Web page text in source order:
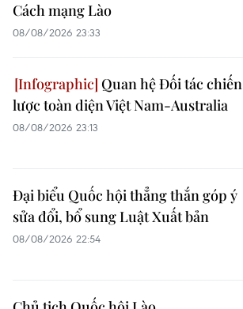
Cách mạng Lào
08/08/2026 23:33
Quan hệ Đối tác chiến
lược toàn diện Việt Nam-Australia
08/08/2026 23:13
Đại biểu Quốc hội thẳng thắn góp ý
sửa đổi, bổ sung Luật Xuất bản
08/08/2026 22:54